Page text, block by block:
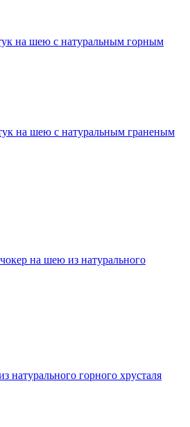
на шею с натуральным горным
на шею с натуральным граненым
на шею из натурального
натурального горного хрусталя